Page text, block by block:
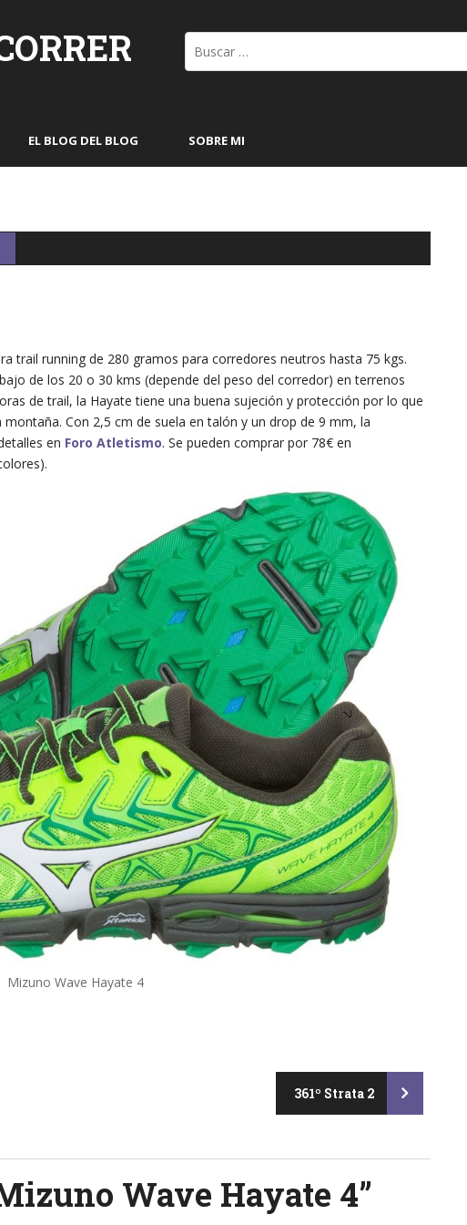
EL BLOG DEL BLOG SOBRE MI
trail running de 280 gramos para corredores neutros hasta 75 kgs.
de los 20 o 30 kms (depende del peso del corredor) en terrenos
de trail, la Hayate tiene una buena sujeción y protección por lo que
Con 2,5 cm de suela en talón y un drop de 9 mm, la
en Foro Atletismo. Se pueden comprar por 78€ en
Mizuno Wave Hayate 4
361º Strata 2
Wave Hayate 4”